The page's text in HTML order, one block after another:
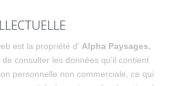
est la propriété d' Alpha Paysages.
consulter les données qu’il contient
personnelle non commerciale, ce qui